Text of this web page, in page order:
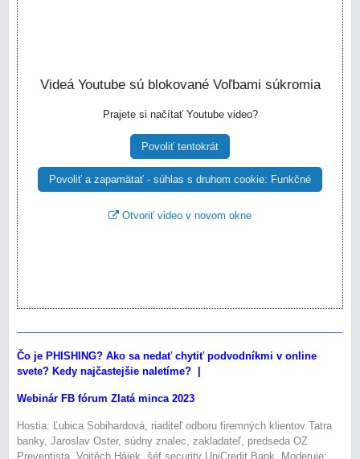
Videá Youtube sú blokované Voľbami súkromia
Prajete si načítať Youtube video?
Povoliť tentokrát
Povoliť a zapamätať - súhlas s druhom cookie: Funkčné
Otvoriť video v novom okne
Čo je PHISHING? Ako sa nedať chytiť podvodníkmi v online
svete? Kedy najčastejšie naletíme? |
Webinár FB fórum Zlatá minca 2023
Hostia: Ľubica Sobihardová, riaditeľ odboru firemných klientov Tatra
banky, Jaroslav Oster, súdny znalec, zakladateľ, predseda OZ
Preventista, Vojtěch Hájek, šéf security UniCredit Bank. Moderuje: